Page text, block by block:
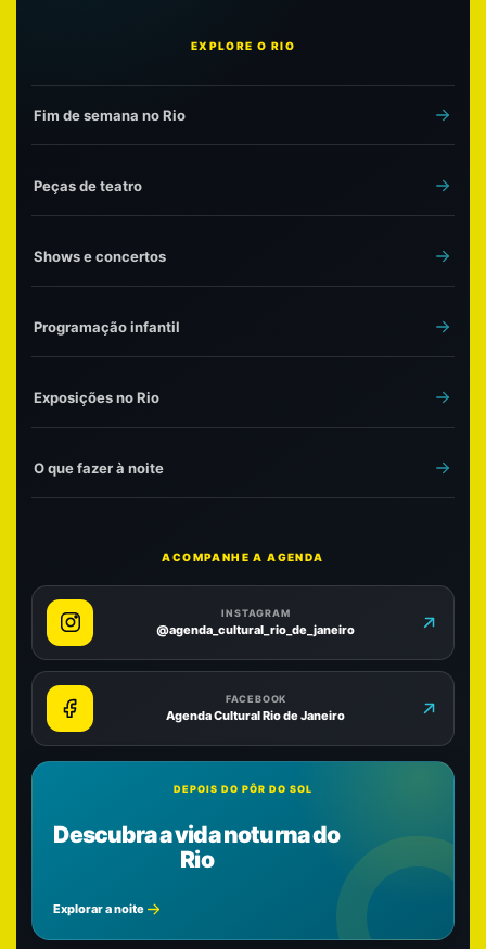
EXPLORE O RIO
Fim de semana no Rio
Peças de teatro
Shows e concertos
Programação infantil
Exposições no Rio
O que fazer à noite
ACOMPANHE A AGENDA
INSTAGRAM
@agenda_cultural_rio_de_janeiro
FACEBOOK
Agenda Cultural Rio de Janeiro
DEPOIS DO PÔR DO SOL
Descubra a vida noturna do
Rio
Explorar a noite